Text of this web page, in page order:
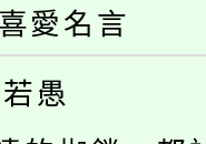
喜愛名言
愚